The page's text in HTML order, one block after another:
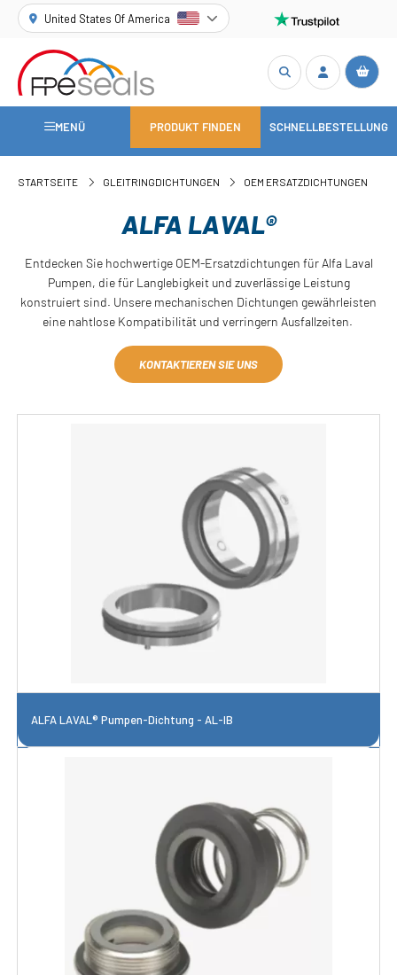
United States Of America
MENÜ PRODUKT FINDEN SCHNELLBESTELLUNG
STARTSEITE GLEITRINGDICHTUNGEN OEM ERSATZDICHTUNGEN
ALFA LAVAL®
Entdecken Sie hochwertige OEM-Ersatzdichtungen für Alfa Laval
Pumpen, die für Langlebigkeit und zuverlässige Leistung
konstruiert sind. Unsere mechanischen Dichtungen gewährleisten
eine nahtlose Kompatibilität und verringern Ausfallzeiten.
KONTAKTIEREN SIE UNS
ALFA LAVAL® Pumpen-Dichtung - AL-IB